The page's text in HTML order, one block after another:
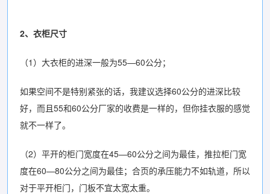
2、衣柜尺寸
（1）大衣柜的进深一般为55—60公分；
如果空间不是特别紧张的话，我建议选择60公分的进深比较
好，而且55和60公分厂家的收费是一样的，但你挂衣服的感觉
就不一样了。
（2）平开的柜门宽度在45—60公分之间为最佳，推拉柜门宽
度在60—80公分之间为最佳；合页的承压能力不如轨道，所以
对于平开柜门，门板不宜太宽太重。